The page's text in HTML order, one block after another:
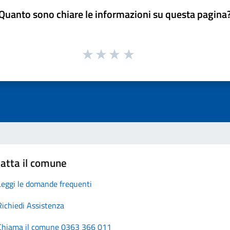
sono chiare le informazioni su questa
il comune
le domande frequenti
Assistenza
il comune 0363 366 011